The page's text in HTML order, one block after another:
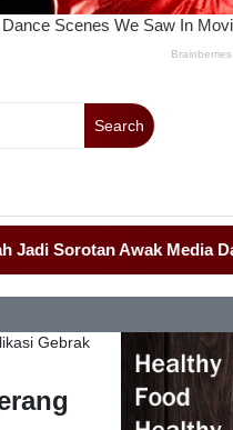
Search
Awak Media Dan
Gebrak